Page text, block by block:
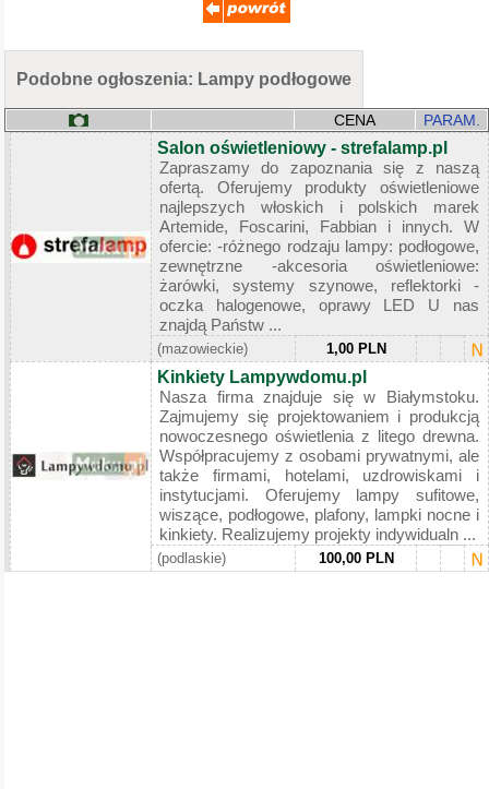
Podobne ogłoszenia: Lampy podłogowe
CENA PARAM.
Salon oświetleniowy - strefalamp.pl
Zapraszamy do zapoznania się z naszą
ofertą. Oferujemy produkty oświetleniowe
najlepszych włoskich i polskich marek
Artemide, Foscarini, Fabbian i innych. W
ofercie: -różnego rodzaju lampy: podłogowe,
zewnętrzne -akcesoria oświetleniowe:
żarówki, systemy szynowe, reflektorki -
oczka halogenowe, oprawy LED U nas
znajdą Państw ...
(mazowieckie) 1,00 PLN
Kinkiety Lampywdomu.pl
Nasza firma znajduje się w Białymstoku.
Zajmujemy się projektowaniem i produkcją
nowoczesnego oświetlenia z litego drewna.
Współpracujemy z osobami prywatnymi, ale
także firmami, hotelami, uzdrowiskami i
instytucjami. Oferujemy lampy sufitowe,
wiszące, podłogowe, plafony, lampki nocne i
kinkiety. Realizujemy projekty indywidualn ...
(podlaskie) 100,00 PLN